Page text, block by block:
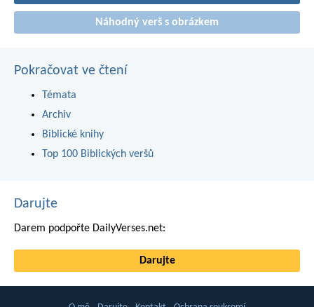
Náhodný verš s obrázkem
Pokračovat ve čtení
Témata
Archiv
Biblické knihy
Top 100 Biblických veršů
Darujte
Darem podpořte DailyVerses.net:
Darujte